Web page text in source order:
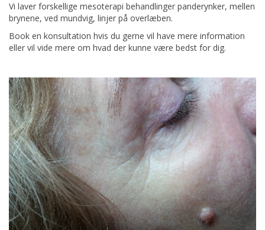
Vi laver forskellige mesoterapi behandlinger panderynker, mellen
brynene, ved mundvig, linjer på overlæben.
Book en konsultation hvis du gerne vil have mere information
eller vil vide mere om hvad der kunne være bedst for dig.